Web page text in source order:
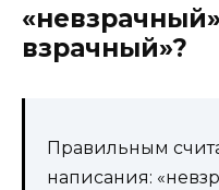
взрачный»?
Правильным
написания: